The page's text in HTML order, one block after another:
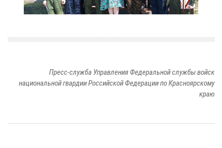
Пресс-служба Управления Федеральной службы войск
национальной гвардии Российской Федерации по Красноярскому
краю